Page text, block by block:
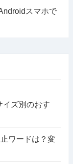
スマホで
イズ別のおす
ワードは？変